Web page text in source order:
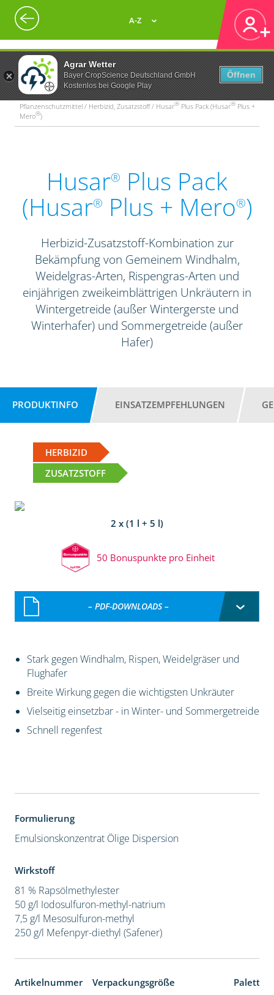
Agrar Wetter
Bayer CropScience Deutschland GmbH
Kostenlos bei Google Play
Öffnen
A-Z
Pflanzenschutzmittel / Herbizid, Zusatzstoff / Husar® Plus Pack (Husar® Plus +
Mero®)
Husar® Plus Pack
(Husar® Plus + Mero®)
Herbizid-Zusatzstoff-Kombination zur
Bekämpfung von Gemeinem Windhalm,
Weidelgras-Arten, Rispengras-Arten und
einjährigen zweikeimblättrigen Unkräutern in
Wintergetreide (außer Wintergerste und
Winterhafer) und Sommergetreide (außer
Hafer)
PRODUKTINFO EINSATZEMPFEHLUNGEN
HERBIZID
ZUSATZSTOFF
2 x (1 l + 5 l)
50 Bonuspunkte pro Einheit
– PDF-DOWNLOADS –
Stark gegen Windhalm, Rispen, Weidelgräser und
Flughafer
Breite Wirkung gegen die wichtigsten Unkräuter
Vielseitig einsetzbar - in Winter- und Sommergetreide
Schnell regenfest
Formulierung
Emulsionskonzentrat Ölige Dispersion
Wirkstoff
81 % Rapsölmethylester
50 g/l Iodosulfuron-methyl-natrium
7,5 g/l Mesosulfuron-methyl
250 g/l Mefenpyr-diethyl (Safener)
Artikelnummer Verpackungsgröße